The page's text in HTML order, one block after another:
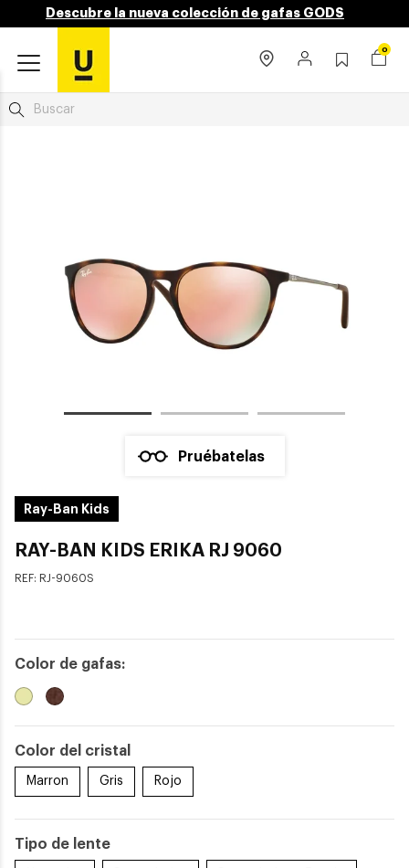
Descubre la nueva colección de gafas GODS
0
Pruébatelas
Ray-Ban Kids
RAY-BAN KIDS ERIKA RJ 9060
REF: RJ-9060S
Color de gafas:
Color del cristal
Marron Gris Rojo
Tipo de lente